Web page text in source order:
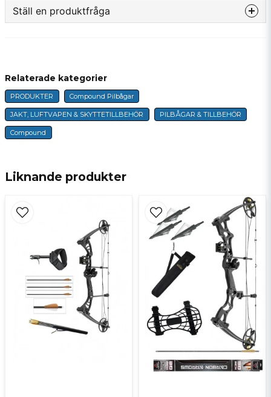
Ställ en produktfråga
name
Namn
Ja, ni får publicera min fråga
Skicka fråga
Liknande produkter
Relaterade kategorier
PRODUKTER Compound Pilbågar
JAKT, LUFTVAPEN & SKYTTETILLBEHÖR PILBÅGAR & TILLBEHÖR
Compound